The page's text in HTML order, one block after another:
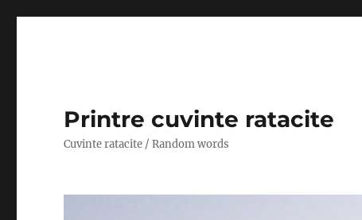
Printre cuvinte ratacite
Cuvinte ratacite / Random words